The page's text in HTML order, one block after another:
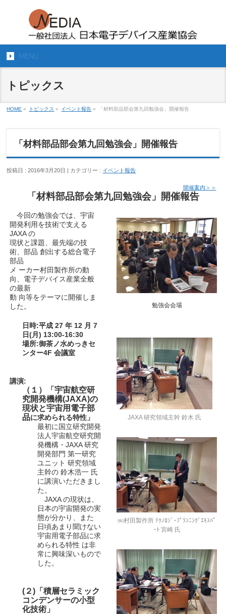
MENU
トピックス
HOME » トピックス » イベント報告 » 「材料部品部会第九回勉強会」開催報告
「材料部品部会第九回勉強会」開催報告
投稿日 : 2016年3月20日 | カテゴリー : イベント報告
開催案内＞＞
「材料部品部会第九回勉強会」開催報告
勉強会会場
JAXA 研究領域主幹 鈴木 氏
㈱村田製作所 ﾃｸﾉﾛｼﾞｰﾌﾟﾗﾝﾆﾝｸﾞｴｷｽﾊﾟ
ｰﾄ 宮崎 氏
今回の勉強会では、宇宙
開発利用を技術で支える
JAXA の
現状と課題、最先端の技
術、部品 創出する総合電子
部品
メ ーカー村田製作所の動
向、電子デバイス産業全般
の最新
動 向等をテーマに開催しま
した。
日時:平成 27 年 12 月 7
日(月) 13:00-16:30
場所:御茶ノ水めっきセ
ンター4F 会議室
講演:
（１）「宇宙航空研
究開発機構(JAXA)の
現状と宇宙用電子部
品に求められる特性」
最初に国立研究開発
法人宇宙航空研究開
発機構・JAXA 研究
開発部門 第一研究
ユニット 研究領域
主幹の 鈴木浩一 氏
に講演いただきまし
た。
JAXA の現状は、
日本の宇宙開発の実
態が分かり、また
日頃あまり聞けない
宇宙用電子部品に求
められる特性 は非
常に興味深いもので
した。
(２)「積層セラミック
コンデンサーの小型
化技術」